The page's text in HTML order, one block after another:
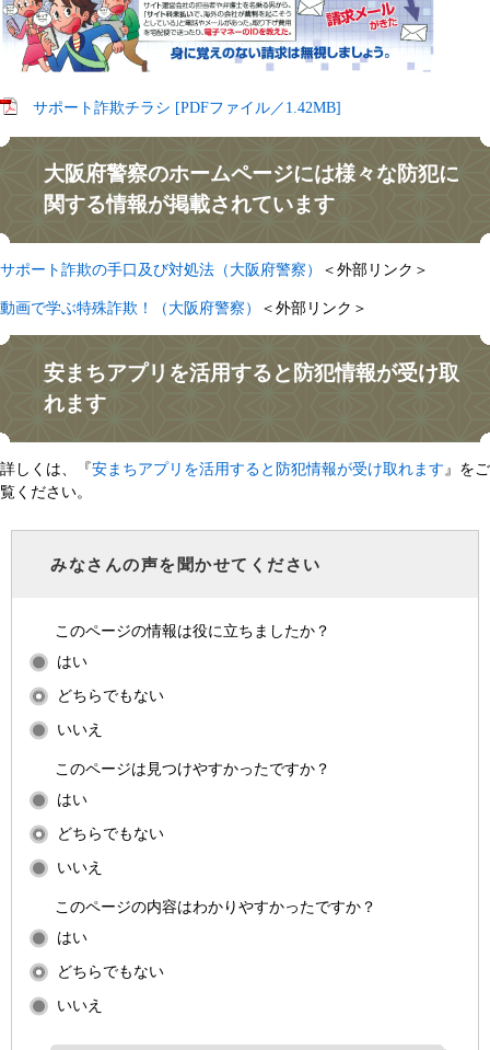
サポート詐欺チラシ [PDFファイル／1.42MB]
大阪府警察のホームページには様々な防犯に
関する情報が掲載されています
サポート詐欺の手口及び対処法（大阪府警察） ＜外部リンク＞
動画で学ぶ特殊詐欺！（大阪府警察） ＜外部リンク＞
安まちアプリを活用すると防犯情報が受け取
れます​
詳しくは、『安まちアプリを活用すると防犯情報が受け取れます』をご
覧ください。
みなさんの声を聞かせてください
このページの情報は役に立ちましたか？
はい
どちらでもない
いいえ
このページは見つけやすかったですか？
はい
どちらでもない
いいえ
このページの内容はわかりやすかったですか？
はい
どちらでもない
いいえ